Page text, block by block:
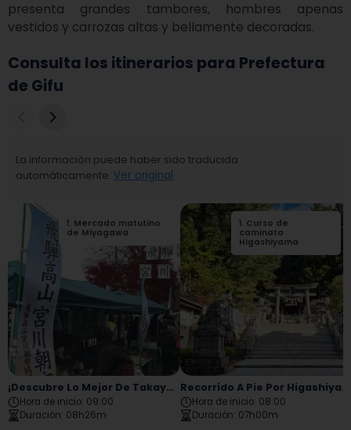
presenta grandes tambores, hombres apenas
vestidos y carrozas altas y bellamente decoradas.
Consulta los itinerarios para Prefectura
de Gifu
La información puede haber sido traducida
automáticamente. Ver original
1. Mercado matutino
de Miyagawa
2 Santuario
Sakurayama
Hachiman
¡Descubre Lo Mejor De Takayama En Un Día! Un Recorrido Que Incluye Historia, Cultura Y Gastronomía.
Hora de inicio: 09:00
Duración: 08h26m
1. Curso de
caminata
Higashiyama
Recorrido A Pie Por Higashiyama Sanmachisuji
Hora de inicio: 08:00
Duración: 07h00m